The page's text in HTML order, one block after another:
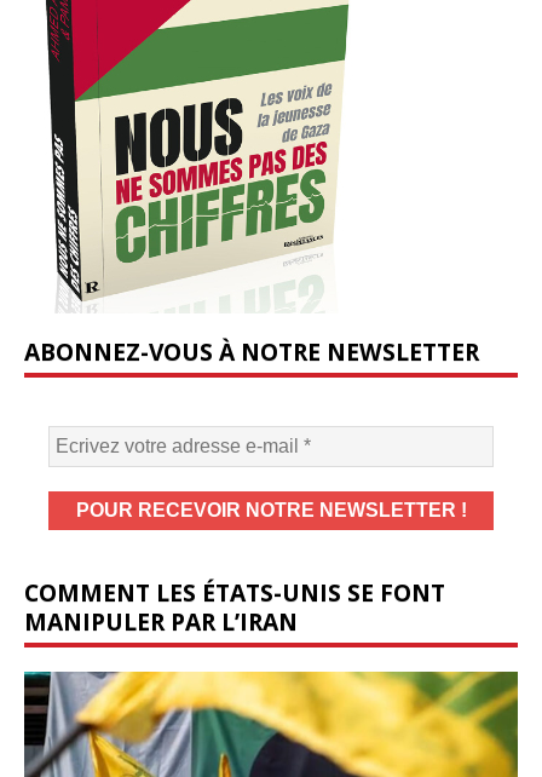
ABONNEZ-VOUS À NOTRE NEWSLETTER
COMMENT LES ÉTATS-UNIS SE FONT
MANIPULER PAR L’IRAN